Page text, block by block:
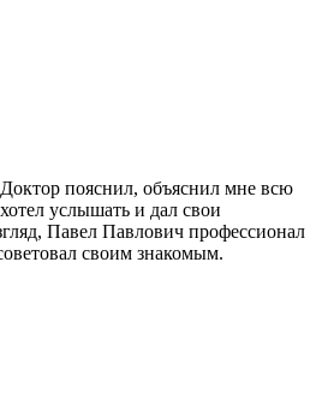
пояснил, объяснил мне всю
услышать и дал свои
Павел Павлович профессионал
своим знакомым.